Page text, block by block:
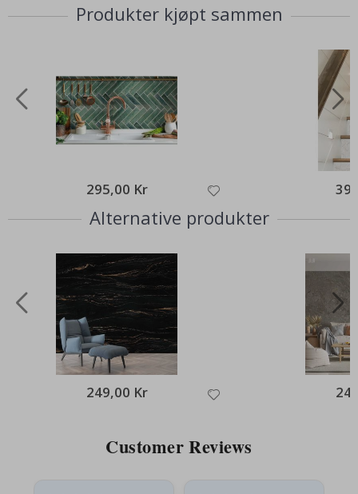
Produkter kjøpt sammen
295,00 Kr
Alternative produkter
249,00 Kr
Customer Reviews